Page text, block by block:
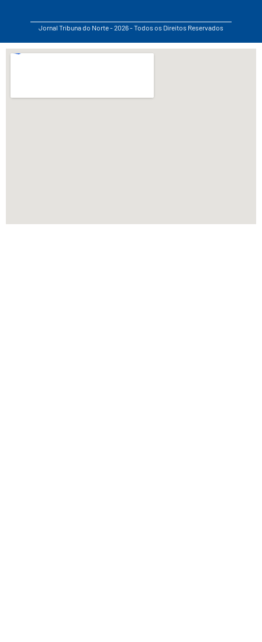
Jornal Tribuna do Norte - 2026 - Todos os Direitos Reservados